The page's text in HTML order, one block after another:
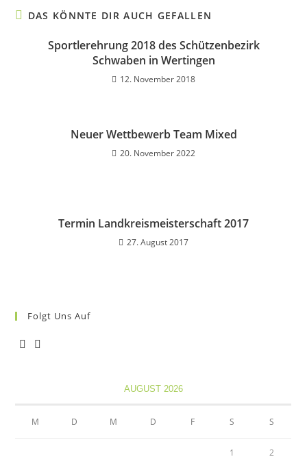
DAS KÖNNTE DIR AUCH GEFALLEN
Sportlerehrung 2018 des Schützenbezirk
Schwaben in Wertingen
12. November 2018
Neuer Wettbewerb Team Mixed
20. November 2022
Termin Landkreismeisterschaft 2017
27. August 2017
Folgt Uns Auf
AUGUST 2026
M D M D F S S
1 2